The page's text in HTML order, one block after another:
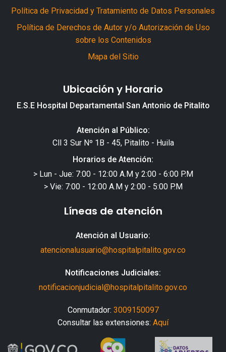
Política de Privacidad y Tratamiento de Datos Personales
Política de Derechos de Autor y/o Autorización de Uso
sobre los Contenidos
Mapa del Sitio
Ubicación y Horario
E.S.E Hospital Departamental San Antonio de Pitalito
Atención al Público:
Cll 3 Sur Nº 1B - 45, Pitalito - Huila
Horarios de Atención:
> Lun - Jue: 7:00 - 12:00 A.M y 2:00 - 6:00 P.M
> Vie: 7:00 - 12:00 A.M y 2:00 - 5:00 P.M
Líneas de atención
Atención al Usuario:
atencionalusuario@hospitalpitalito.gov.co
Notificaciones Judiciales:
notificacionjudicial@hospitalpitalito.gov.co
Conmutador: 3009150097
Consultar las extensiones: Aquí